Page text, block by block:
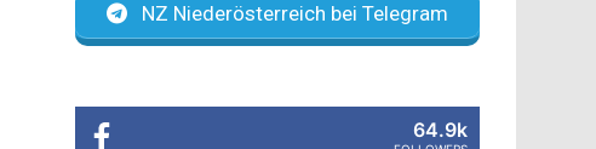
NZ Niederösterreich bei Telegram
64.9k